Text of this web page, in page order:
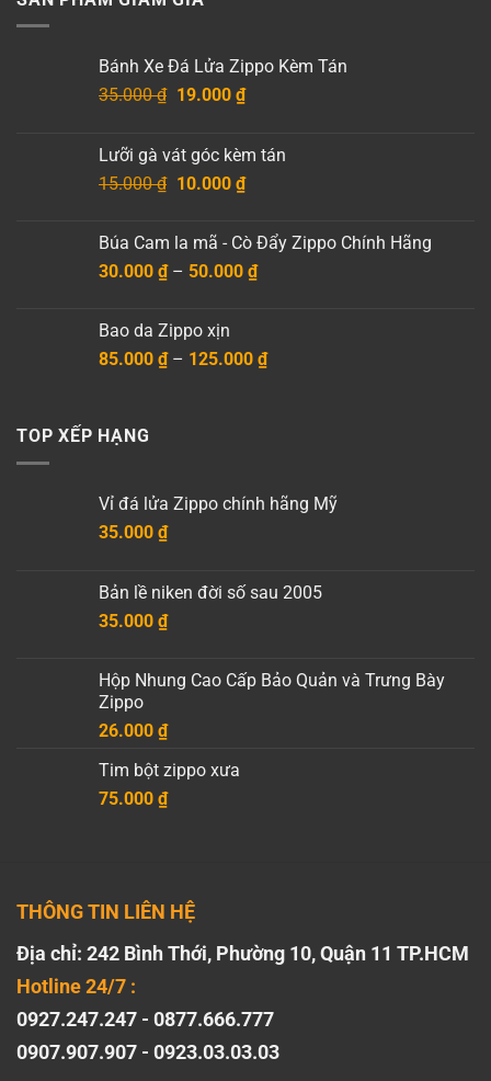
Bánh Xe Đá Lửa Zippo Kèm Tán
35.000₫ Giá
35.000 ₫.
19.000 ₫Giá
là:
19.000 ₫.
Lưỡi gà vát góc kèm tán
15.000₫ Giá
15.000 ₫.
10.000 ₫Giá
là:
10.000 ₫.
Búa Cam la mã - Cò Đẩy Zippo Chính Hãng
30.000 ₫ – 50.000 ₫Khoảng
đến
Bao da Zippo xịn
85.000 ₫ – 125.000 ₫Khoảng
TOP XẾP HẠNG
Vỉ đá lửa Zippo chính hãng Mỹ
35.000 ₫
Bản lề niken đời số sau 2005
35.000 ₫
Hộp Nhung Cao Cấp Bảo Quản và Trưng Bày
Zippo
26.000 ₫
Tim bột zippo xưa
75.000 ₫
THÔNG TIN LIÊN HỆ
Địa chỉ: 242 Bình Thới, Phường 10, Quận 11 TP.HCM
Hotline 24/7 :
0927.247.247 - 0877.666.777
0907.907.907 - 0923.03.03.03